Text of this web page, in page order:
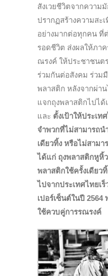
สังเวยชีวิตจากความ
ปรากฏสร้างความสะ
อย่างมากต่อทุกคน ที่
รอดชีวิต ส่งผลให้ภา
ณรงค์ ให้ประชาชนต
ร่วมกันต่อสังคม ร่วม
พลาสติก หลังจากผ่า
แจกถุงพลาสติกไปได้
และ ตั้งเป้าให้ประเ
จำพวกที่ไม่สามารถน
เดียวทิ้ง หรือไม่สาม
ได้แก่ ถุงพลาสติกหูหิ้
พลาสติกใช้ครั้งเดียว
ไปจากประเทศไทยเ
เปอร์เซ็นต์ในปี 2564
ใช้ควบคู่การรณรงค์